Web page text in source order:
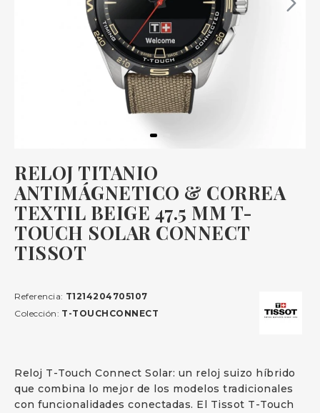
RELOJ TITANIO
ANTIMÁGNETICO & CORREA
TEXTIL BEIGE 47.5 MM T-
TOUCH SOLAR CONNECT
TISSOT
Reloj T-Touch Connect Solar: un reloj suizo híbrido
que combina lo mejor de los modelos tradicionales
con funcionalidades conectadas. El Tissot T-Touch
Referencia: T1214204705107
Colección: T-TOUCHCONNECT